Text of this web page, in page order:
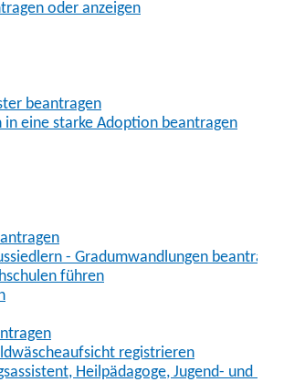
oder anzeigen
beantragen
in eine starke Adoption beantragen
- Gradumwandlungen beantragen
führen
registrieren
Heilpädagoge, Jugend- und